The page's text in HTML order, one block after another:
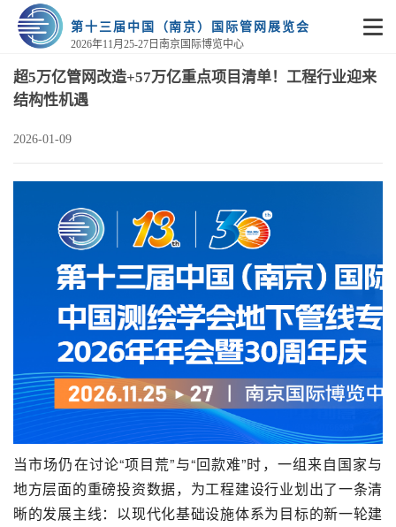
第十三届中国（南京）国际管网展览会
2026年11月25-27日南京国际博览中心
超5万亿管网改造+57万亿重点项目清单！工程行业迎来
结构性机遇
2026-01-09
当市场仍在讨论“项目荒”与“回款难”时，一组来自国家与
地方层面的重磅投资数据，为工程建设行业划出了一条清
晰的发展主线：以现代化基础设施体系为目标的新一轮建